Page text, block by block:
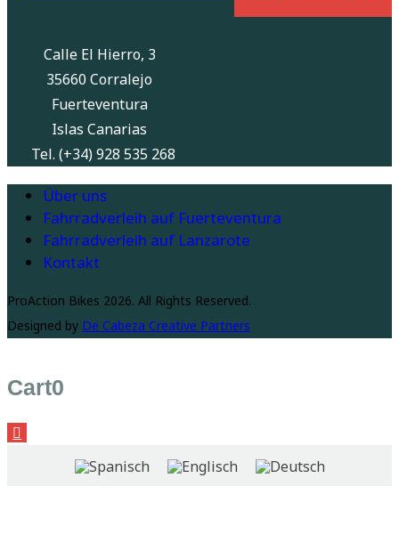
Calle El Hierro, 3
35660 Corralejo
Fuerteventura
Islas Canarias
Tel. (+34) 928 535 268
Über uns
Fahrradverleih auf Fuerteventura
Fahrradverleih auf Lanzarote
Kontakt
ProAction Bikes 2026. All Rights Reserved.
Designed by De Cabeza Creative Partners
Cart0